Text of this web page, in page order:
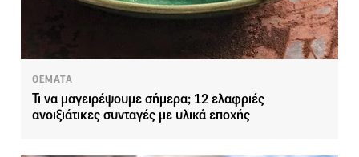
ΘΕΜΑΤΑ
Τι να μαγειρέψουμε σήμερα; 12 ελαφριές
ανοιξιάτικες συνταγές με υλικά εποχής